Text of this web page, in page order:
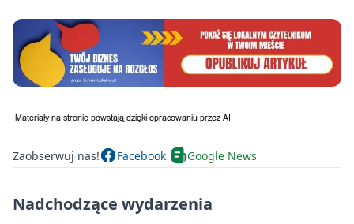
Zaobserwuj nas! Facebook Google News
Nadchodzące wydarzenia